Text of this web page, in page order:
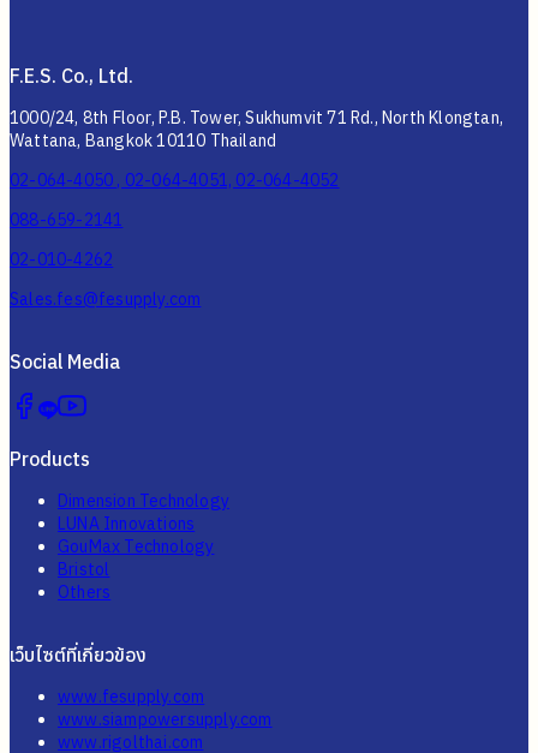
F.E.S. Co., Ltd.
1000/24, 8th Floor, P.B. Tower, Sukhumvit 71 Rd., North Klongtan,
Wattana, Bangkok 10110 Thailand
02-064-4050 , 02-064-4051, 02-064-4052
088-659-2141
02-010-4262
Sales.fes@fesupply.com
Social Media
Products
Dimension Technology
LUNA Innovations
GouMax Technology
Bristol
Others
เว็บไซต์ที่เกี่ยวข้อง
www.fesupply.com
www.siampowersupply.com
www.rigolthai.com